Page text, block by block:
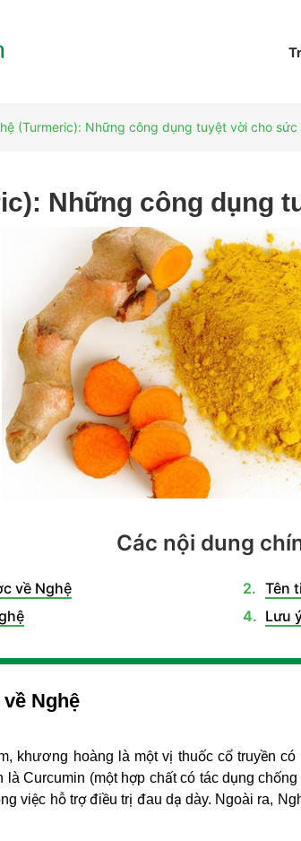
(Turmeric): Những công dụng tuyệt vời cho sức
Những công dụng
Các nội dung
về Nghệ
Tên
Lưu
Nghệ
khương hoàng là một vị thuốc cổ truyền
là Curcumin (một hợp chất có tác dụng
việc hỗ trợ điều trị đau dạ dày. Ngoài ra,